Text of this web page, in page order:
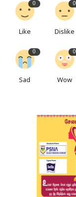
0
Like
0
Dislike
0
Sad
0
Wow